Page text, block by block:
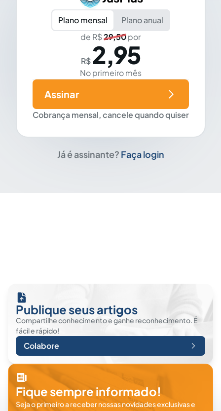
Plano mensal
Plano anual
de R$29,50por
R$ 2,95
No primeiro mês
Cobrança mensal, cancele quando quiser
Assinar
Já é assinante? Faça login
Publique seus artigos
Compartilhe conhecimento e ganhe reconhecimento. É
fácil e rápido!
Colabore
Fique sempre informado!
Seja o primeiro a receber nossas novidades exclusivas e